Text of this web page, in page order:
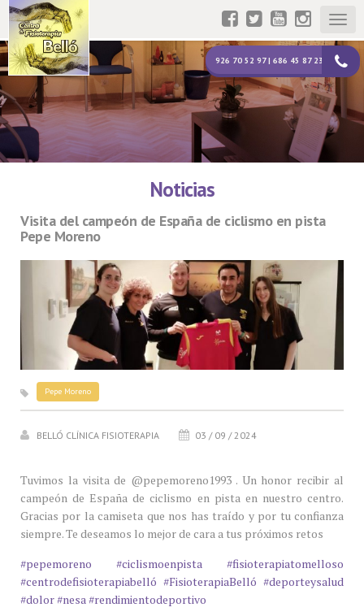
926 70 52 97 | 686 45 87 23
Noticias
Visita del campeón de España de ciclismo en pista
Pepe Moreno
Pepe Moreno
BELLÓ CLÍNICA FISIOTERAPIA 03 / 09 / 2024
Tuvimos la visita de @pepemoreno1993 . Un honor recibir al
campeón de España de ciclismo en pista en nuestro centro.
Gracias por la camiseta que nos has traído y por tu confianza
siempre. Te deseamos lo mejor de cara a tus próximos retos
#pepemoreno
#ciclismoenpista
#fisioterapiatomelloso
#centrodefisioterapiabelló #FisioterapiaBelló #deporteysalud
#dolor#nesa#rendimientodeportivo